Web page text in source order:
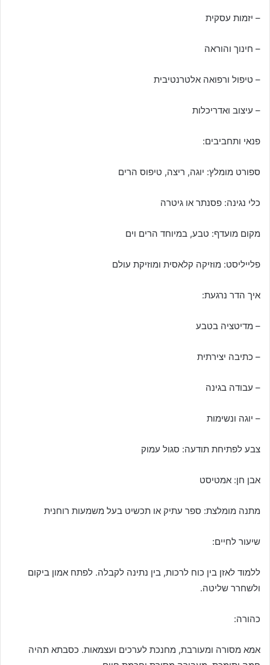
– יזמות עסקית
– חינוך והוראה
– טיפול ורפואה אלטרנטיבית
– עיצוב ואדריכלות
פנאי ותחביבים:
ספורט מומלץ: יוגה, ריצה, טיפוס הרים
כלי נגינה: פסנתר או גיטרה
מקום מועדף: טבע, במיוחד הרים וים
פלייליסט: מוזיקה קלאסית ומוזיקת עולם
איך הדר נרגעת:
– מדיטציה בטבע
– כתיבה יצירתית
– עבודה בגינה
– יוגה ונשימות
צבע לפתיחת תודעה: סגול עמוק
אבן חן: אמטיסט
מתנה מומלצת: ספר עתיק או תכשיט בעל משמעות רוחנית
שיעור לחיים:
ללמוד לאזן בין כוח לרכות, בין נתינה לקבלה. לפתח אמון ביקום
ולשחרר שליטה.
כהורה:
אמא מסורה ומעורבת, מחנכת לערכים ועצמאות. כסבתא תהיה